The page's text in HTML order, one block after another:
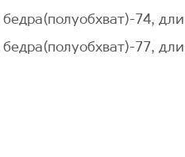
бедра(полуобхват)-74,
бедра(полуобхват)-77,